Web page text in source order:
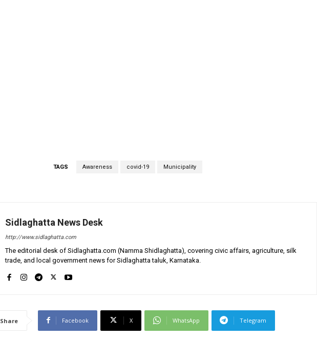
TAGS Awareness covid-19 Municipality
Sidlaghatta News Desk
http://www.sidlaghatta.com
The editorial desk of Sidlaghatta.com (Namma Shidlaghatta), covering civic affairs, agriculture, silk
trade, and local government news for Sidlaghatta taluk, Karnataka.
Share Facebook X WhatsApp Telegram